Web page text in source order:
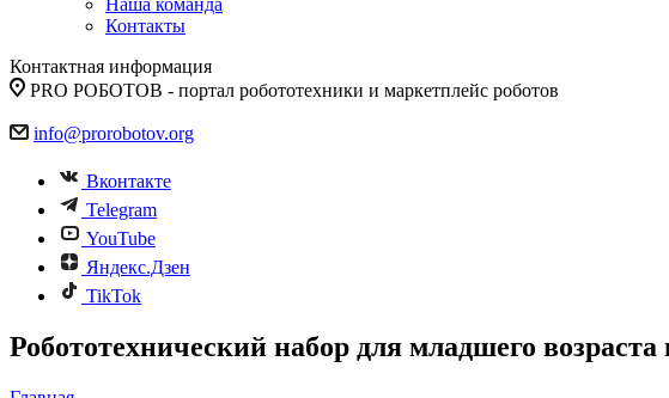
Наша команда
Контакты
Контактная информация
PRO РОБОТОВ - портал робототехники и маркетплейс роботов
info@prorobotov.org
Вконтакте
Telegram
YouTube
Яндекс.Дзен
TikTok
Робототехнический набор для младшего